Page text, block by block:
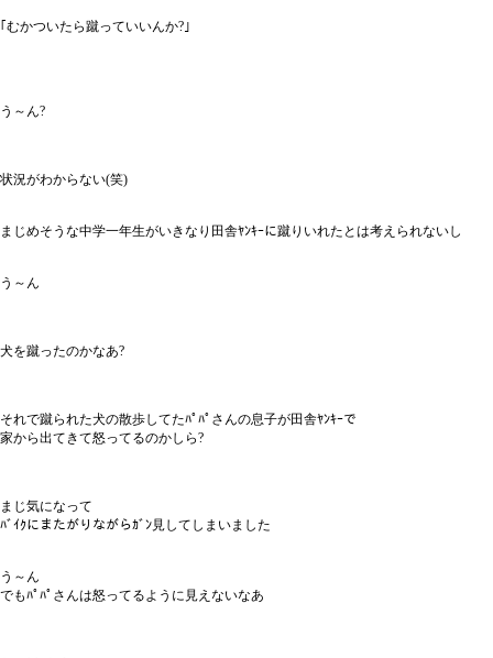
｢むかついたら蹴っていいんか?｣
う～ん?
状況がわからない(笑)
まじめそうな中学一年生がいきなり田舎ﾔﾝｷｰに蹴りいれたとは考えられないし
う～ん
犬を蹴ったのかなあ?
それで蹴られた犬の散歩してたﾊﾟﾊﾟさんの息子が田舎ﾔﾝｷｰで
家から出てきて怒ってるのかしら?
まじ気になって
ﾊﾞｲｸにまたがりながらｶﾞﾝ見してしまいました
う～ん
でもﾊﾟﾊﾟさんは怒ってるように見えないなあ